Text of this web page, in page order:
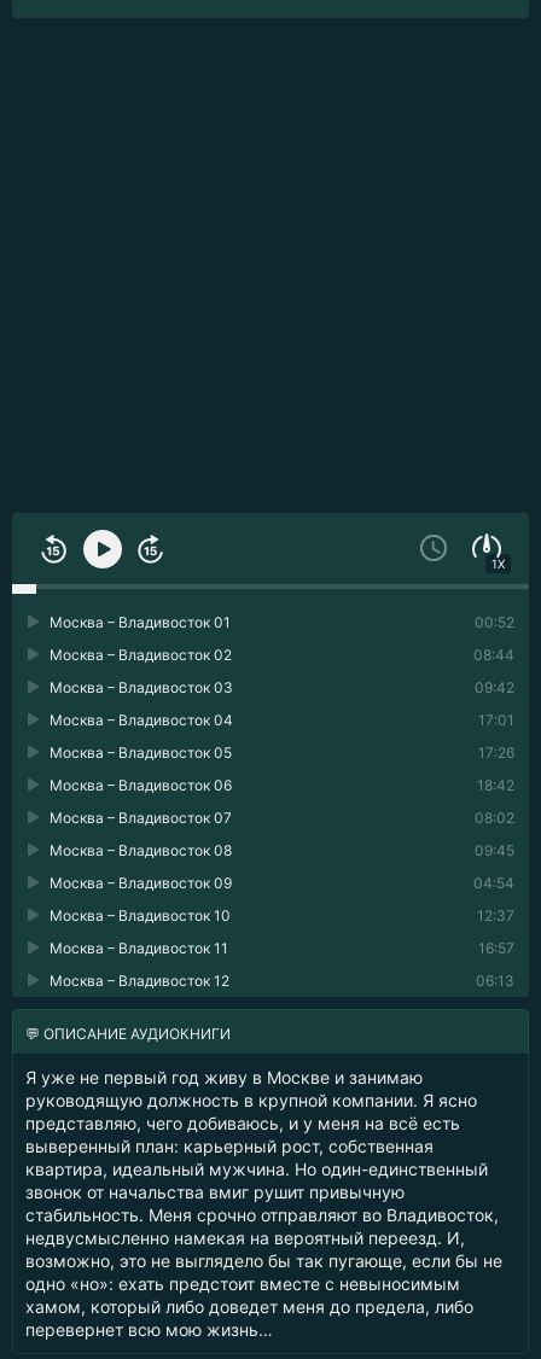
1X
00:52
Москва – Владивосток 01
08:44
Москва – Владивосток 02
09:42
Москва – Владивосток 03
17:01
Москва – Владивосток 04
17:26
Москва – Владивосток 05
18:42
Москва – Владивосток 06
08:02
Москва – Владивосток 07
09:45
Москва – Владивосток 08
04:54
Москва – Владивосток 09
12:37
Москва – Владивосток 10
16:57
Москва – Владивосток 11
06:13
Москва – Владивосток 12
💬 ОПИСАНИЕ АУДИОКНИГИ
Я уже не первый год живу в Москве и занимаю
руководящую должность в крупной компании. Я ясно
представляю, чего добиваюсь, и у меня на всё есть
выверенный план: карьерный рост, собственная
квартира, идеальный мужчина. Но один-единственный
звонок от начальства вмиг рушит привычную
стабильность. Меня срочно отправляют во Владивосток,
недвусмысленно намекая на вероятный переезд. И,
возможно, это не выглядело бы так пугающе, если бы не
одно «но»: ехать предстоит вместе с невыносимым
хамом, который либо доведет меня до предела, либо
перевернет всю мою жизнь…